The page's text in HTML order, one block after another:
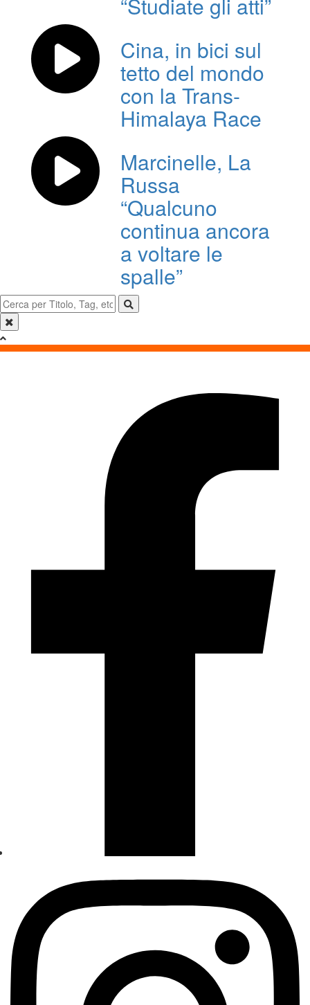
“Studiate gli atti”
Cina, in bici sul
tetto del mondo
con la Trans-
Himalaya Race
Marcinelle, La
Russa
“Qualcuno
continua ancora
a voltare le
spalle”